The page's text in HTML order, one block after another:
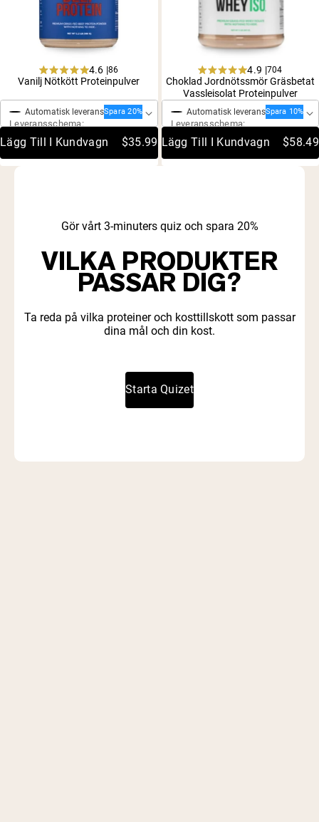
Rated
out
of
5
stars
4.6 |86
Vanilj Nötkött Proteinpulver
Engångsköp
Automatisk leveransSpara 20%
Leveransschema:
Lägg Till I Kundvagn $35.99
Rated
4.9
out
of
5
stars
4.9 |704
Choklad Jordnötssmör Gräsbetat
Vassleisolat Proteinpulver
Engångsköp
Automatisk leveransSpara 10%
Leveransschema:
Lägg Till I Kundvagn $58.49
Gör vårt 3-minuters quiz och spara 20%
VILKA PRODUKTER
PASSAR DIG?
Ta reda på vilka proteiner och kosttillskott som passar
dina mål och din kost.
Starta Quizet